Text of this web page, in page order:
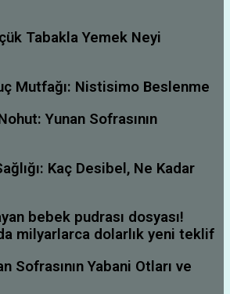
Tabakla Yemek Neyi
Mutfağı: Nistisimo Beslenme
Yunan Sofrasının
Kaç Desibel, Ne Kadar
bebek pudrası dosyası!
milyarlarca dolarlık yeni teklif
Sofrasının Yabani Otları ve